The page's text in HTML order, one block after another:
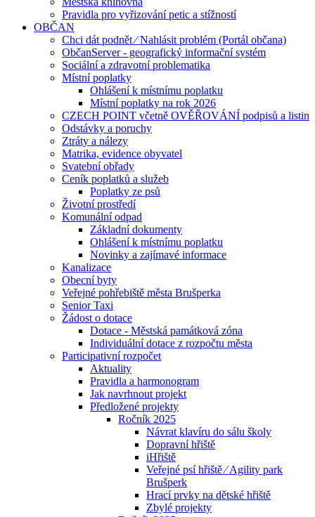
Pravidla pro vyřizování petic a stížností
OBČAN
Chci dát podnět ⁄ Nahlásit problém (Portál občana)
ObčanServer - geografický informační systém
Sociální a zdravotní problematika
Místní poplatky
Ohlášení k místnímu poplatku
Místní poplatky na rok 2026
CZECH POINT včetně OVĚŘOVÁNÍ podpisů a listin
Odstávky a poruchy
Ztráty a nálezy
Matrika, evidence obyvatel
Svatební obřady
Ceník poplatků a služeb
Poplatky ze psů
Životní prostředí
Komunální odpad
Základní dokumenty
Ohlášení k místnímu poplatku
Novinky a zajímavé informace
Kanalizace
Obecní byty
Veřejné pohřebiště města Brušperka
Senior Taxi
Žádost o dotace
Dotace - Městská památková zóna
Individuální dotace z rozpočtu města
Participativní rozpočet
Aktuality
Pravidla a harmonogram
Jak navrhnout projekt
Předložené projekty
Ročník 2025
Návrat klavíru do sálu školy
Dopravní hřiště
iHřiště
Veřejné psí hřiště ⁄ Agility park
Brušperk
Hrací prvky na dětské hřiště
Zbylé projekty